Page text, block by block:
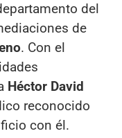
del
de
. Con el
Héctor David
reconocido
con él.